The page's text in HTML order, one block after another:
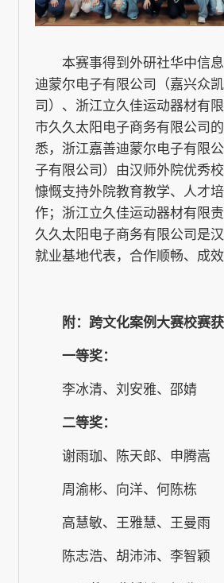
本赛事得到外研社华中信
迪蒙尔电子有限公司（嘉兴众
司）、浙江立久佳运动器材有
市久久太阳电子商务有限公司
悉，浙江嘉善迪蒙尔电子有限
子有限公司）由汉师外院优秀校
慷慨支持外院教育教学、人才
作；浙江立久佳运动器材有限
久久太阳电子商务有限公司是
就业基地代表，合作顺畅、成效
附：跨文化案例大赛校赛
一等奖：
李冰清、刘安雅、邵婧
二等奖：
谢雨珈、陈天郎、申腾嵩
周渝彬、向洋、何陈栋
高慧敏、王雅慧、王曼雨
陈志浩、胡沛沛、李智颖